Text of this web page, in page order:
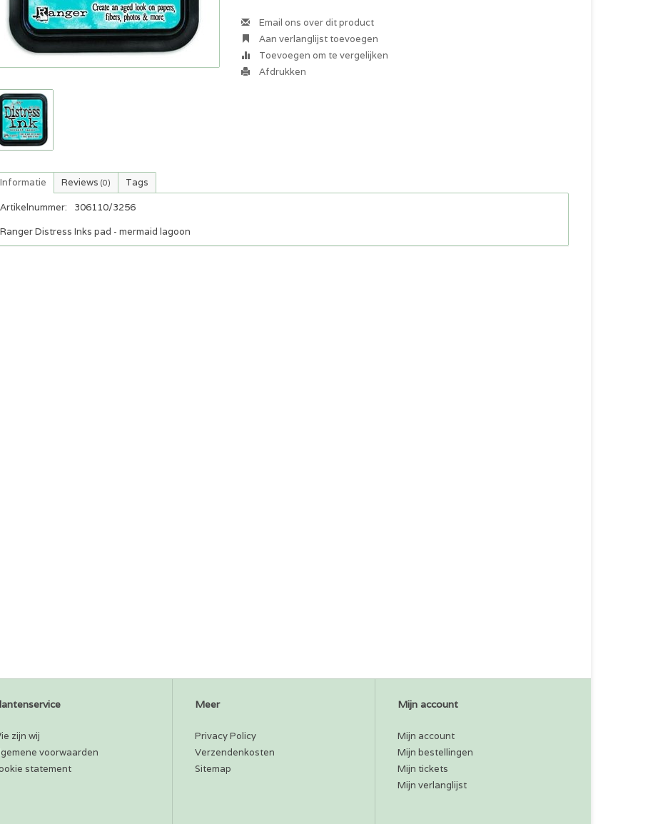
Email ons over dit product
Aan verlanglijst toevoegen
Toevoegen om te vergelijken
Afdrukken
Informatie Reviews (0) Tags
Artikelnummer:
306110/3256
Ranger Distress Inks pad - mermaid lagoon
zijn wij
voorwaarden
statement
Meer
Privacy Policy
Verzendenkosten
Sitemap
Mijn account
Mijn account
Mijn bestellingen
Mijn tickets
Mijn verlanglijst